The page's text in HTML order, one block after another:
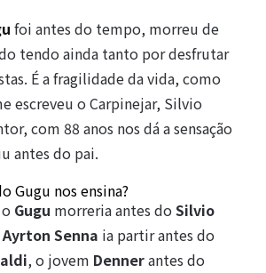
foi antes do tempo, morreu de
tendo ainda tanto por desfrutar
É a fragilidade da vida, como
escreveu o Carpinejar, Silvio
com 88 anos nos dá a sensação
antes do pai.
Gugu nos ensina?
Gugu morreria antes doSilvio
Ayrton Senna ia partir antes do
, o jovem Dennerantes do